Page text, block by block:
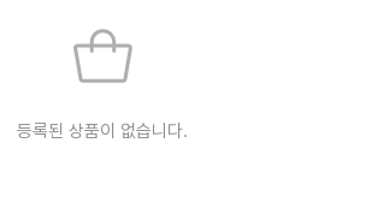
등록된 상품이 없습니다.